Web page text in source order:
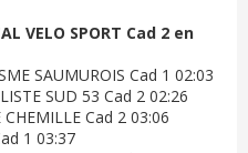
VELO SPORT Cad 2 en
SAUMUROIS Cad 1 02:03
SUD 53 Cad 2 02:26
Cad 2 03:06
1 03:37